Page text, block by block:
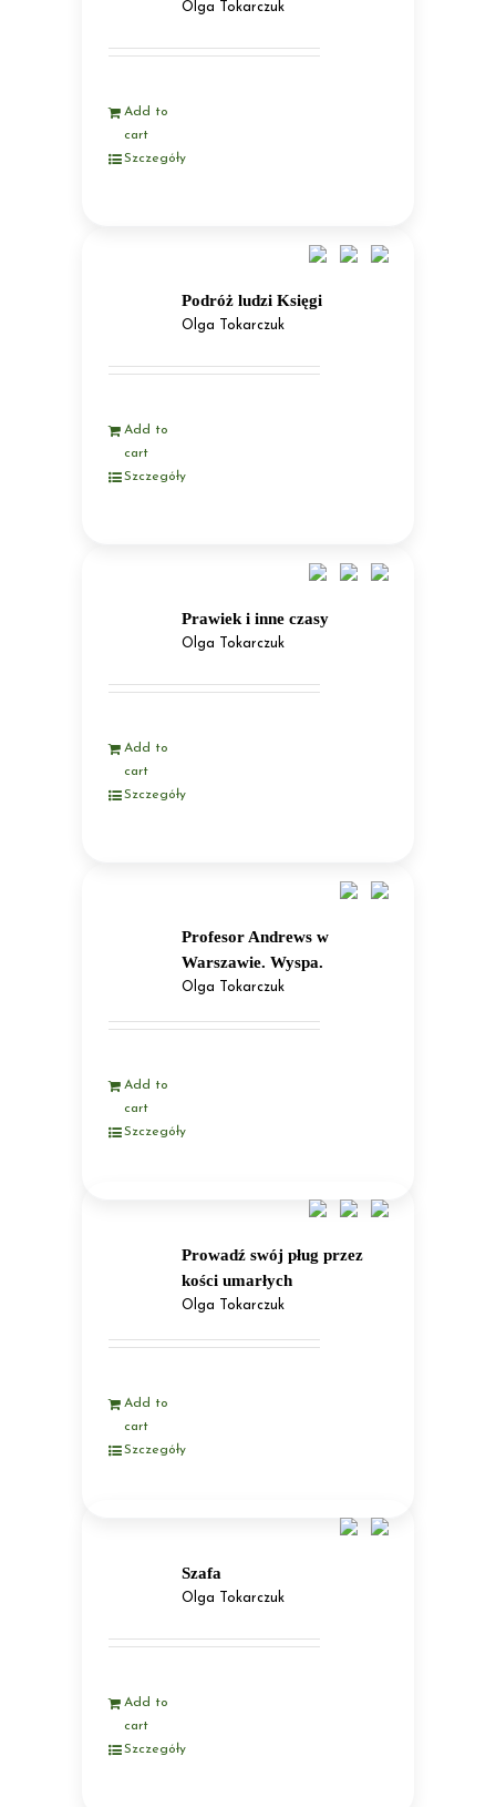
Olga Tokarczuk
Add to
cart
Szczegóły
Podróż ludzi Księgi
Olga Tokarczuk
Add to
cart
Szczegóły
Prawiek i inne czasy
Olga Tokarczuk
Add to
cart
Szczegóły
Profesor Andrews w
Warszawie. Wyspa.
Olga Tokarczuk
Add to
cart
Szczegóły
Prowadź swój pług przez
kości umarłych
Olga Tokarczuk
Add to
cart
Szczegóły
Szafa
Olga Tokarczuk
Add to
cart
Szczegóły